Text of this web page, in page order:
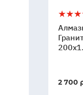
диск
(круг)
DIAM
Экстра
5
1
В
2 700